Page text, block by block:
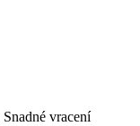
Snadné vracení